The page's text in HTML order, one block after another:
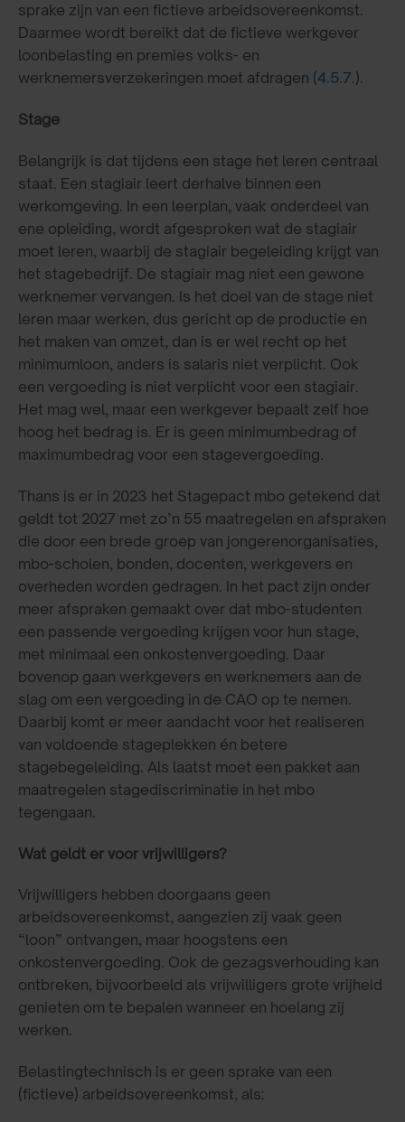
sprake zijn van een fictieve arbeidsovereenkomst.
Daarmee wordt bereikt dat de fictieve werkgever
loonbelasting en premies volks- en
werknemersverzekeringen moet afdragen (4.5.7.).
Stage
Belangrijk is dat tijdens een stage het leren centraal
staat. Een stagiair leert derhalve binnen een
werkomgeving. In een leerplan, vaak onderdeel van
ene opleiding, wordt afgesproken wat de stagiair
moet leren, waarbij de stagiair begeleiding krijgt van
het stagebedrijf. De stagiair mag niet een gewone
werknemer vervangen. Is het doel van de stage niet
leren maar werken, dus gericht op de productie en
het maken van omzet, dan is er wel recht op het
minimumloon, anders is salaris niet verplicht. Ook
een vergoeding is niet verplicht voor een stagiair.
Het mag wel, maar een werkgever bepaalt zelf hoe
hoog het bedrag is. Er is geen minimumbedrag of
maximumbedrag voor een stagevergoeding.
Thans is er in 2023 het Stagepact mbo getekend dat
geldt tot 2027 met zo’n 55 maatregelen en afspraken
die door een brede groep van jongerenorganisaties,
mbo-scholen, bonden, docenten, werkgevers en
overheden worden gedragen. In het pact zijn onder
meer afspraken gemaakt over dat mbo-studenten
een passende vergoeding krijgen voor hun stage,
met minimaal een onkostenvergoeding. Daar
bovenop gaan werkgevers en werknemers aan de
slag om een vergoeding in de CAO op te nemen.
Daarbij komt er meer aandacht voor het realiseren
van voldoende stageplekken én betere
stagebegeleiding. Als laatst moet een pakket aan
maatregelen stagediscriminatie in het mbo
tegengaan.
Wat geldt er voor vrijwilligers?
Vrijwilligers hebben doorgaans geen
arbeidsovereenkomst, aangezien zij vaak geen
“loon” ontvangen, maar hoogstens een
onkostenvergoeding. Ook de gezagsverhouding kan
ontbreken, bijvoorbeeld als vrijwilligers grote vrijheid
genieten om te bepalen wanneer en hoelang zij
werken.
Belastingtechnisch is er geen sprake van een
(fictieve) arbeidsovereenkomst, als: